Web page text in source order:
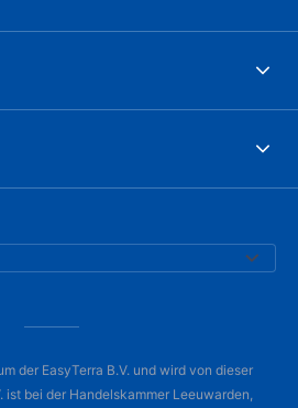
der EasyTerra B.V. und wird von dieser
ist bei der Handelskammer Leeuwarden,